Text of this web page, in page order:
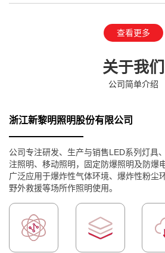
查看更多
关于我们
公司简单介绍
浙江新黎明照明股份有限公司
公司专注研发、生产与销售LED系列灯具
注照明、移动照明，固定防爆照明及防爆
广泛应用于爆炸性气体环境、爆炸性粉尘
野外救援等场所作照明使用。